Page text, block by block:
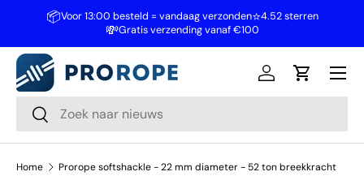
Ga naar inhoud
📦Voor 13:00 besteld = vandaag verzonden⭐4.52 sterren
💸Gratis verzending vanaf €100
Zoeken
Zoeken
Inloggen
Home Prorope softshackle - 22 mm diameter - 52 ton breekkracht